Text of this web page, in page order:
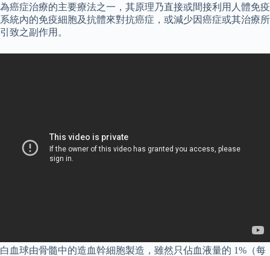
為癌症治療的主要療法之一，其原理乃直接或間接利用人體免疫
系統內的免疫細胞及抗體來對抗癌症，或減少因癌症或其治療所
引致之副作用。
白血球由骨髓中的造血幹細胞製造，雖然只佔血液量的 1%（每